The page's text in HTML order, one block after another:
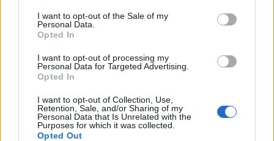
consent section.
I want to opt-out of the Sale of my
Personal Data.
Opted In
I want to opt-out of processing my
Personal Data for Targeted Advertising.
Opted In
I want to opt-out of Collection, Use,
Retention, Sale, and/or Sharing of my
Personal Data that Is Unrelated with the
Purposes for which it was collected.
Opted Out
Su WhatsApp al numero +39
345 356 7512
Ricevi le nostre ultime news
daGoogle News